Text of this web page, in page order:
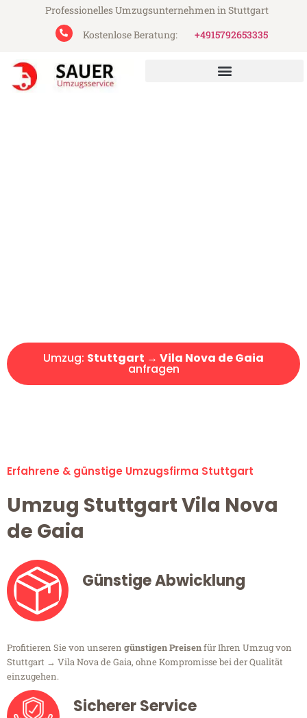
Professionelles Umzugsunternehmen in Stuttgart
Kostenlose Beratung:
+4915792653335
Umzug: Stuttgart → Vila Nova de Gaia
anfragen
Erfahrene & günstige Umzugsfirma Stuttgart
Umzug Stuttgart Vila Nova
de Gaia
Günstige Abwicklung
Profitieren Sie von unseren günstigen Preisenfür Ihren Umzug von
Stuttgart → Vila Nova de Gaia, ohne Kompromisse bei der Qualität
einzugehen.
Sicherer Service